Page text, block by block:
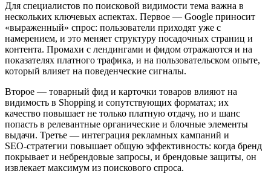
Для специалистов по поисковой видимости тема важна в
нескольких ключевых аспектах. Первое — Google приносит
«выраженный» спрос: пользователи приходят уже с
намерением, и это меняет структуру посадочных страниц и
контента. Промахи с лендингами и фидом отражаются и на
показателях платного трафика, и на пользовательском опыте,
который влияет на поведенческие сигналы.
Второе — товарный фид и карточки товаров влияют на
видимость в Shopping и сопутствующих форматах; их
качество повышает не только платную отдачу, но и шанс
попасть в релевантные органические и блочные элементы
выдачи. Третье — интеграция рекламных кампаний и
SEO‑стратегии повышает общую эффективность: когда бренд
покрывает и небрендовые запросы, и брендовые защиты, он
извлекает максимум из поискового спроса.